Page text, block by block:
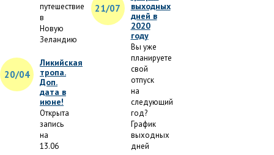
путешествие
в
Новую
Зеландию
20/04
Ликийская
тропа.
Доп.
дата в
июне!
Открыта
запись
на
13.06
21/07
выходных
дней в
2020
году
Вы уже
планируете
свой
отпуск
на
следующий
год?
График
выходных
дней